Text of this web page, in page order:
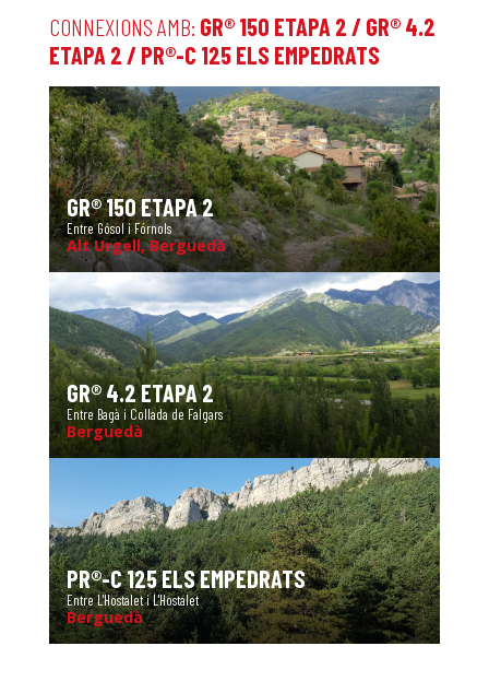
CONNEXIONS AMB: GR® 150 ETAPA 2 / GR® 4.2
ETAPA 2 / PR®-C 125 ELS EMPEDRATS
GR® 150 ETAPA 2
Entre Gósol i Fórnols
Alt Urgell, Berguedà
GR® 4.2 ETAPA 2
Entre Bagà i Collada de Falgars
Berguedà
PR®-C 125 ELS EMPEDRATS
Entre L'Hostalet i L'Hostalet
Berguedà